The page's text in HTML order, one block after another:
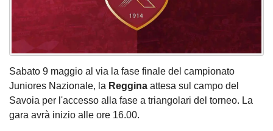
Sabato 9 maggio al via la fase finale del campionato
Juniores Nazionale, la Reggina attesa sul campo del
Savoia per l'accesso alla fase a triangolari del torneo. La
gara avrà inizio alle ore 16.00.